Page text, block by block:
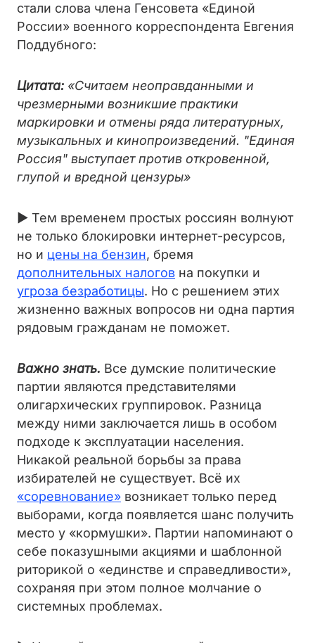
стали слова члена Генсовета «Единой
России» военного корреспондента Евгения
Поддубного:
Цитата: «Считаем неоправданными и
чрезмерными возникшие практики
маркировки и отмены ряда литературных,
музыкальных и кинопроизведений. "Единая
Россия" выступает против откровенной,
глупой и вредной цензуры»
► Тем временем простых россиян волнуют
не только блокировки интернет-ресурсов,
но и цены на бензин, бремя
дополнительных налогов на покупки и
угроза безработицы. Но с решением этих
жизненно важных вопросов ни одна партия
рядовым гражданам не поможет.
Важно знать. Все думские политические
партии являются представителями
олигархических группировок. Разница
между ними заключается лишь в особом
подходе к эксплуатации населения.
Никакой реальной борьбы за права
избирателей не существует. Всё их
«соревнование» возникает только перед
выборами, когда появляется шанс получить
место у «кормушки». Партии напоминают о
себе показушными акциями и шаблонной
риторикой о «единстве и справедливости»,
сохраняя при этом полное молчание о
системных проблемах.